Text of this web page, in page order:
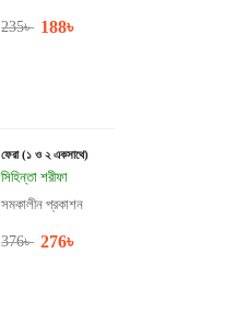
235৳ 188৳
ফেরা (১ ও ২ একসাথে)
সিহিন্তা শরীফা
সমকালীন প্রকাশন
376৳ 276৳